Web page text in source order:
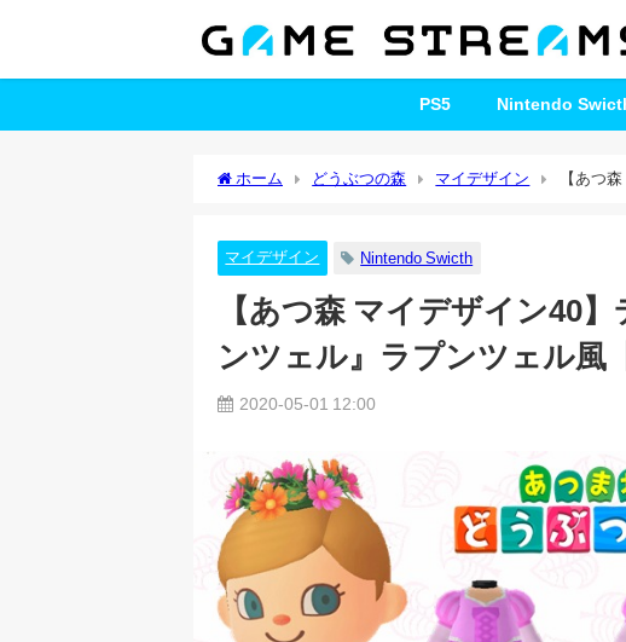
PS5 Nintendo
ホーム どうぶつの森 マイデザイン
【あつ森 マイデザイン40】ディズニー『塔の上のラプンツェ
マイデザイン Nintendo Swicth
【あつ森 マイデザイン40
ンツェル』ラプンツェル風
2020-05-01 12:00